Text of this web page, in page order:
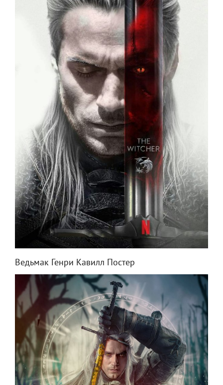
Ведьмак Генри Кавилл Постер